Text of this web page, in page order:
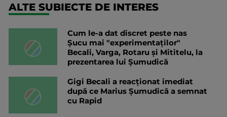
ALTE SUBIECTE DE INTERES
Cum le-a dat discret peste nas
Șucu mai "experimentaților"
Becali, Varga, Rotaru și Mititelu, la
prezentarea lui Șumudică
Gigi Becali a reacționat imediat
după ce Marius Șumudică a semnat
cu Rapid